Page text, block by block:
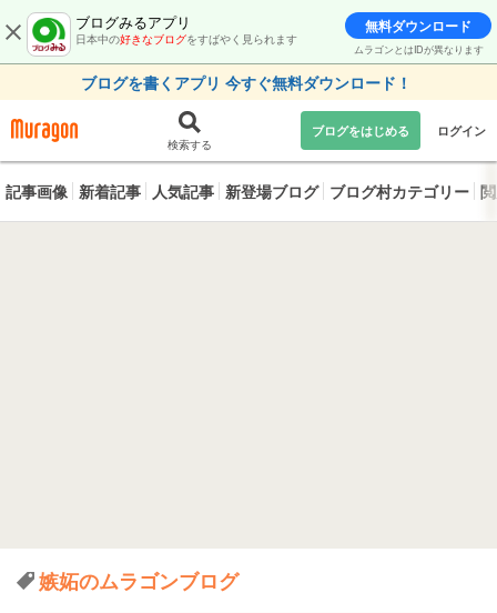
ブログみるアプリ
日本中の好きなブログをすばやく見られます
無料ダウンロード
ムラゴンとはIDが異なります
ブログを書くアプリ 今すぐ無料ダウンロード！
検索する
ブログをはじめる ログイン
記事画像 新着記事 人気記事 新登場ブログ ブログ村カテゴリー
嫉妬のムラゴンブログ